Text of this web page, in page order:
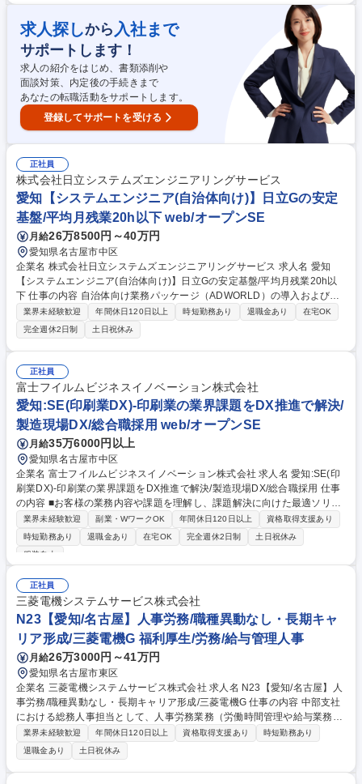
特有の「難削材」をミクロン単位で精密加工します。■表面加工：航空機
専用の特殊な化学薬品を用い、機体を過酷な環境から守るコーティングを
施します。■塗装：航空機専用の塗料やスプレーガンなど用い、機体の塗
装を行います。■塑性加工・熱処理：大型プレス機での精密な曲げ加工
や、大型炉での熱処理を担当します。 募集職種 ■【愛知/技能職】航空・
宇宙_民間機向け部品の製造(機械加工・表面処理・塗装)
求人探しから 入社まで
サポートします！
求人の紹介をはじめ、書類添削や
面談対策、内定後の手続きまで
あなたの転職活動をサポートします。
登録してサポートを受ける
正社員
株式会社日立システムズエンジニアリングサービス
愛知【システムエンジニア(自治体向け)】日立Gの安定
基盤/平均月残業20h以下 web/オープンSE
月給26万8500円～40万円
愛知県名古屋市中区
企業名 株式会社日立システムズエンジニアリングサービス 求人名 愛知
【システムエンジニア(自治体向け)】日立Gの安定基盤/平均月残業20h以
下 仕事の内容 自治体向け業務パッケージ（ADWORLD）の導入および運
用保守をご担当いただきます。ユーザーからの問い合わせ対応や、システ
ム入れ替え時の要件定義・導入支援などをお任せします。 【業務内容】■
日次、週次、月次、年次処理のサポート業務 ■自治体ユーザーからのシス
テムに関する問い合わせ対応 ■他社システムからADWORLDへの入れ替え
に伴うシステム説明 ■導入に向けた要件定義（顧客折衝、フロントSE業
務） ■導入後の操作方法や使い方の支援・レクチャー ■各種要望に対する
調整および保守・スポット案件対応 募集職種 愛知【システムエンジニア
(自治体向け)】日立Gの安定基盤/平均月残業20h以下
業界未経験歓迎 年間休日120日以上 時短勤務あり 退職金あり
在宅OK
完全週休2日制
土日祝休み
正社員
富士フイルムビジネスイノベーション株式会社
愛知:SE(印刷業DX)-印刷業の業界課題をDX推進で解決/
製造現場DX/総合職採用 web/オープンSE
月給35万6000円以上
愛知県名古屋市中区
企業名 富士フイルムビジネスイノベーション株式会社 求人名 愛知:SE(印
刷業DX)-印刷業の業界課題をDX推進で解決/製造現場DX/総合職採用 仕事
の内容 ■お客様の業務内容や課題を理解し、課題解決に向けた最適ソリュ
ーション提案に向けて、要件定義からシステムやサービスの設計・構築、
導入、保守・運用を役割に応じて担当して頂きます。自分が携わった仕事
や システムがお客様にどう活用され、働き方を改善できたか、ダイレクト
向上を実現するスマートプリンティングDX【担当業界一例】印刷業、お
よび印刷業務を含むBPO受託業など【今後のキャリア】提案から設計構築
を担うSEとしてご活躍いただき、将来的にはプリンティング事業を担う
企画業務や、提案SE、コンサル・PMとしてプロジェクト全体の俯瞰が可
能。 募集職種 愛知:SE(印刷業DX)-印刷業の業界課題をDX推進で解決/製造
現場DX/総合職採用
業界未経験歓迎 副業・WワークOK 年間休日120日以上
資格取得支援あり
時短勤務あり
退職金あり 在宅OK 完全週休2日制
土日祝休み
服装自由
正社員
三菱電機システムサービス株式会社
N23【愛知/名古屋】人事労務/職種異動なし・長期キャ
リア形成/三菱電機G 福利厚生/労務/給与管理人事
月給26万3000円～41万円
愛知県名古屋市東区
企業名 三菱電機システムサービス株式会社 求人名 N23【愛知/名古屋】人
事労務/職種異動なし・長期キャリア形成/三菱電機G 仕事の内容 中部支社
における総務人事担当として、人事労務業務（労働時間管理や給与業務
等）、総務業務（備品管理、社内行事運営、衛生管理等）を幅広くお任せ
します。入社後は現場研修を通じて事業理解を深めて頂きます。 【詳細】
■労務：労働時間管理、入退社手続き、従業員からの相談対応 ■総務：社
宅手配、行政手続き、社屋営繕・備品管理 ■人事：人事考課や昇格試験対
業界未経験歓迎 年間休日120日以上 資格取得支援あり
時短勤務あり
退職金あり
土日祝休み